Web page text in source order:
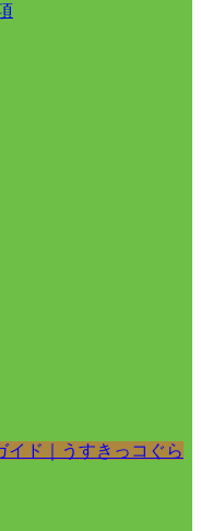
イド｜うすきっコぐら